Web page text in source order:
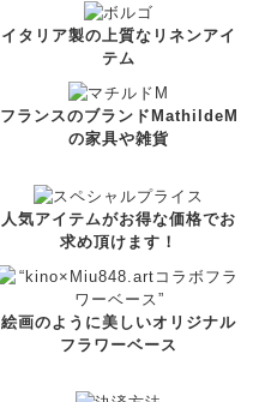
イタリア製の上質なリネンアイ
テム
フランスのブランドMathildeM
の家具や雑貨
人気アイテムがお得な価格でお
求め頂けます！
絵画のように美しいオリジナル
フラワーベース